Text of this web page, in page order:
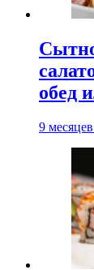
обед
9